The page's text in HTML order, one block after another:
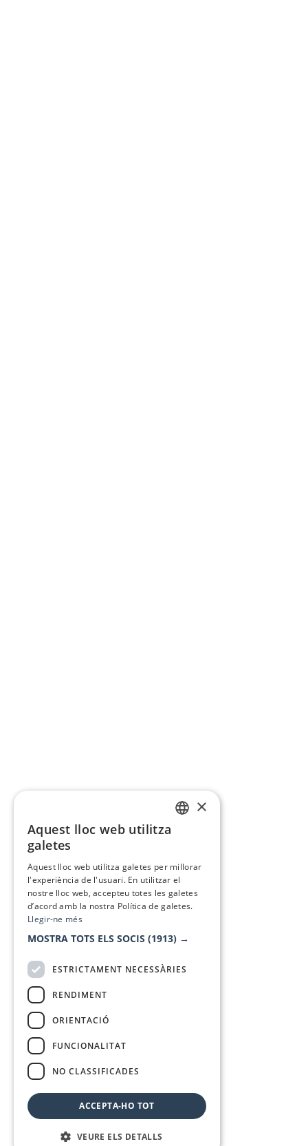
×
Aquest lloc web utilitza
galetes
Aquest lloc web utilitza galetes per millorar
l'experiència de l'usuari. En utilitzar el
nostre lloc web, accepteu totes les galetes
d’acord amb la nostra Política de galetes.
Llegir-ne més
MOSTRA TOTS ELS SOCIS (1913) →
ESTRICTAMENT NECESSÀRIES
RENDIMENT
ORIENTACIÓ
FUNCIONALITAT
NO CLASSIFICADES
ACCEPTA-HO TOT
VEURE ELS DETALLS